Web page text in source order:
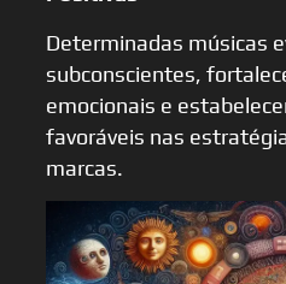
Determinadas músicas
subconscientes,
emocionais e
favoráveis nas
marcas.